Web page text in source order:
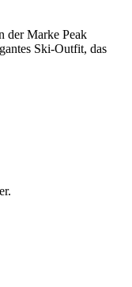
der Marke Peak
Ski-Outfit, das